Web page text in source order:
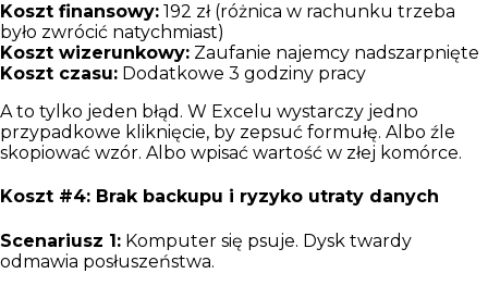
Koszt finansowy: 192 zł (różnica w rachunku trzeba
było zwrócić natychmiast)
Koszt wizerunkowy: Zaufanie najemcy nadszarpnięte
Koszt czasu: Dodatkowe 3 godziny pracy
A to tylko jeden błąd. W Excelu wystarczy jedno
przypadkowe kliknięcie, by zepsuć formułę. Albo źle
skopiować wzór. Albo wpisać wartość w złej komórce.
Koszt #4: Brak backupu i ryzyko utraty danych
Scenariusz 1: Komputer się psuje. Dysk twardy
odmawia posłuszeństwa.